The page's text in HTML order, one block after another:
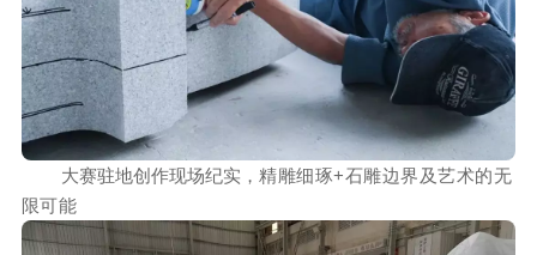
大赛驻地创作现场纪实，精雕细琢+石雕边界及艺术的无
限可能